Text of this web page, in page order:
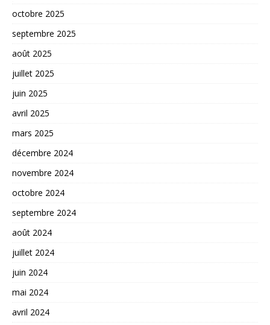
octobre 2025
septembre 2025
août 2025
juillet 2025
juin 2025
avril 2025
mars 2025
décembre 2024
novembre 2024
octobre 2024
septembre 2024
août 2024
juillet 2024
juin 2024
mai 2024
avril 2024